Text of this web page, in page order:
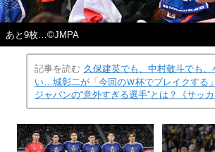
あと9枚…©JMPA
記事を読む 久保建英でも、中村敬斗でも、
い…城彰二が「今回のＷ杯でブレイクする
ジャパンの“意外すぎる選手”とは？《サッカ